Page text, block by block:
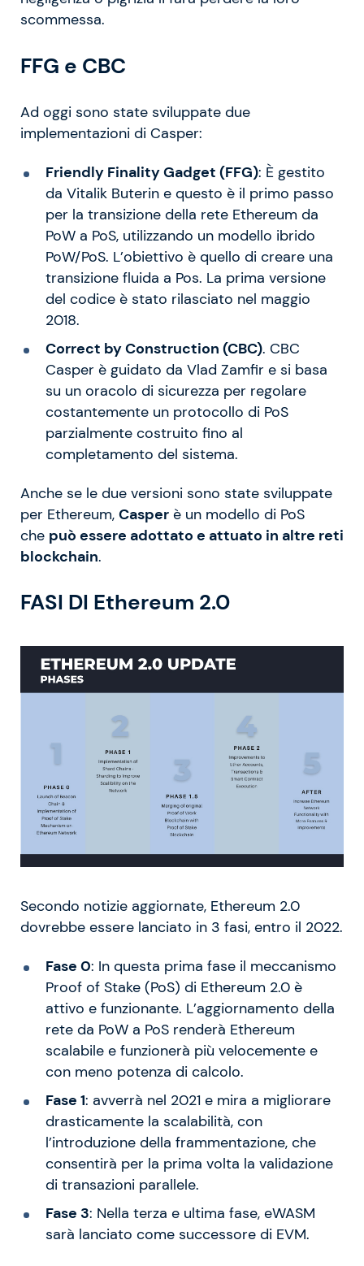
scommessa.
FFG e CBC
Ad oggi sono state sviluppate due
implementazioni di Casper:
Friendly Finality Gadget (FFG): È gestito
da Vitalik Buterin e questo è il primo passo
per la transizione della rete Ethereum da
PoW a PoS, utilizzando un modello ibrido
PoW/PoS. L’obiettivo è quello di creare una
transizione fluida a Pos. La prima versione
del codice è stato rilasciato nel maggio
2018.
Correct by Construction (CBC). CBC
Casper è guidato da Vlad Zamfir e si basa
su un oracolo di sicurezza per regolare
costantemente un protocollo di PoS
parzialmente costruito fino al
completamento del sistema.
Anche se le due versioni sono state sviluppate
per Ethereum, Casper è un modello di PoS
che può essere adottato e attuato in altre reti
blockchain.
FASI DI Ethereum 2.0
Secondo notizie aggiornate, Ethereum 2.0
dovrebbe essere lanciato in 3 fasi, entro il 2022.
Fase 0: In questa prima fase il meccanismo
Proof of Stake (PoS) di Ethereum 2.0 è
attivo e funzionante. L’aggiornamento della
rete da PoW a PoS renderà Ethereum
scalabile e funzionerà più velocemente e
con meno potenza di calcolo.
Fase 1: avverrà nel 2021 e mira a migliorare
drasticamente la scalabilità, con
l’introduzione della frammentazione, che
consentirà per la prima volta la validazione
di transazioni parallele.
Fase 3: Nella terza e ultima fase, eWASM
sarà lanciato come successore di EVM.